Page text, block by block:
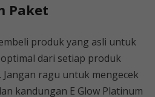
Paket
produk yang asli untuk
dari setiap produk
ragu untuk mengecek
kandungan E Glow Platinum